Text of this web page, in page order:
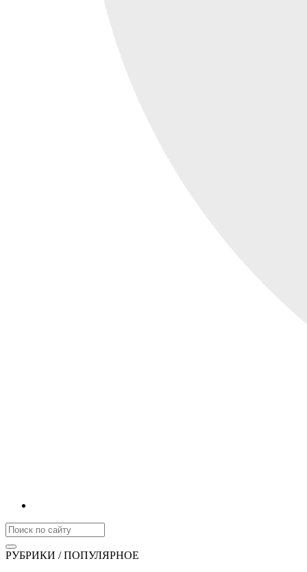
РУБРИКИ / ПОПУЛЯРНОЕ